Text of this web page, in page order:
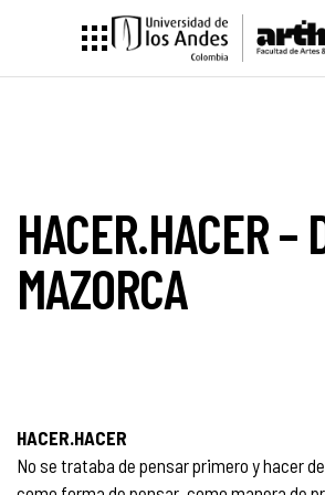
HACER.HACER –
MAZORCA
HACER.HACER
No se trataba de pensar primero y hacer